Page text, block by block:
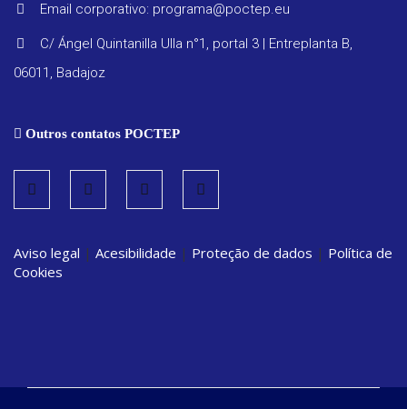
Email corporativo: programa@poctep.eu
C/ Ángel Quintanilla Ulla n°1, portal 3 | Entreplanta B,
06011, Badajoz
Outros contatos POCTEP
Aviso legal | Acesibilidade | Proteção de dados | Política de
Cookies